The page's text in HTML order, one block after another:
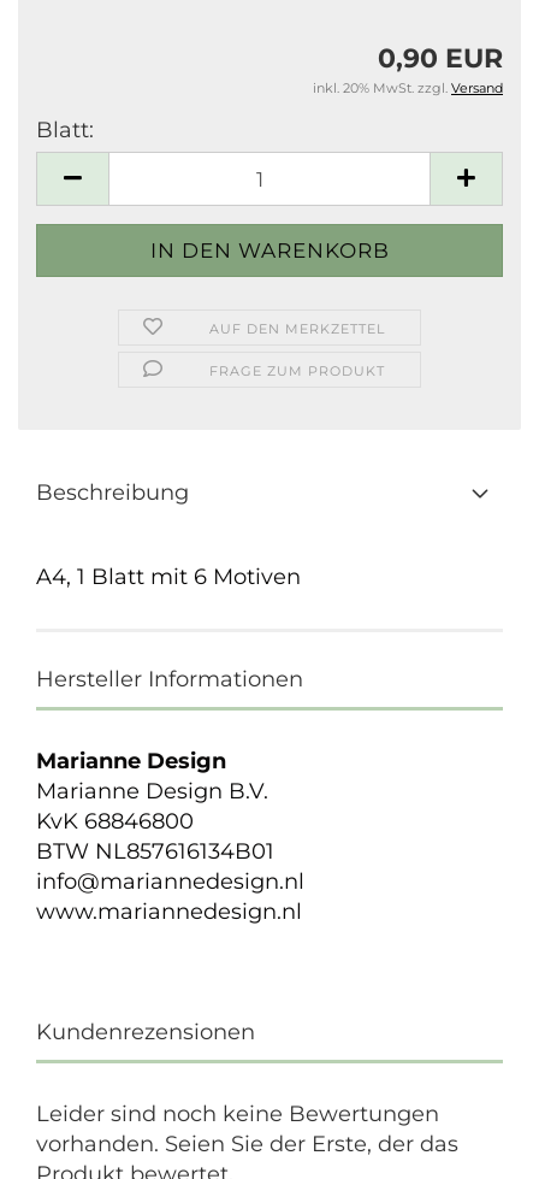
0,90 EUR
inkl. 20% MwSt. zzgl. Versand
Blatt:
AUF DEN MERKZETTEL
FRAGE ZUM PRODUKT
Beschreibung
A4, 1 Blatt mit 6 Motiven
Hersteller Informationen
Marianne Design
Marianne Design B.V.
KvK 68846800
BTW NL857616134B01
info@mariannedesign.nl
www.mariannedesign.nl
Kundenrezensionen
Leider sind noch keine Bewertungen
vorhanden. Seien Sie der Erste, der das